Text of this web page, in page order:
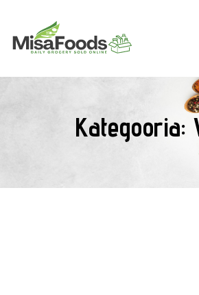
Kategooria: